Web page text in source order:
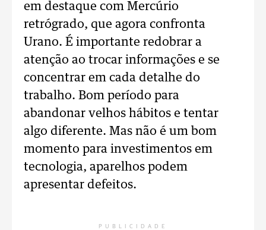
em destaque com Mercúrio
retrógrado, que agora confronta
Urano. É importante redobrar a
atenção ao trocar informações e se
concentrar em cada detalhe do
trabalho. Bom período para
abandonar velhos hábitos e tentar
algo diferente. Mas não é um bom
momento para investimentos em
tecnologia, aparelhos podem
apresentar defeitos.
PUBLICIDADE